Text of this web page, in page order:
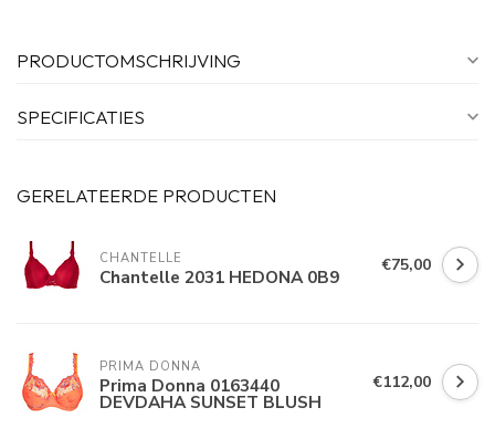
PRODUCTOMSCHRIJVING
SPECIFICATIES
GERELATEERDE PRODUCTEN
CHANTELLE
Chantelle 2031 HEDONA 0B9 €75,00
PRIMA DONNA
Prima Donna 0163440
DEVDAHA SUNSET BLUSH
€112,00